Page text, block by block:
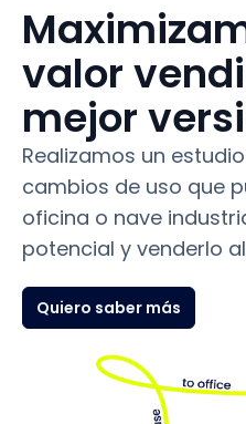
valor
mejor
Realizamos un
cambios de uso que
oficina o nave
potencial y venderlo
Quiero saber más